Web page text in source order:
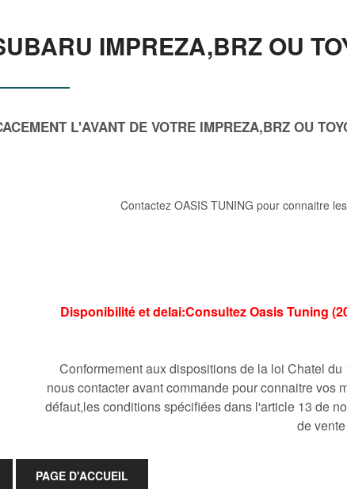
IMPREZA,BRZ OU
L'AVANT DE VOTRE IMPREZA,BRZ OU
Contactez OASIS TUNING pour connaitre
Disponibilité et delai:Consultez Oasis Tuning
Conformement aux dispositions de la loi Chatel
nous contacter avant commande pour connaitre vos
défaut,les conditions spécifiées dans l'article 13 de
de